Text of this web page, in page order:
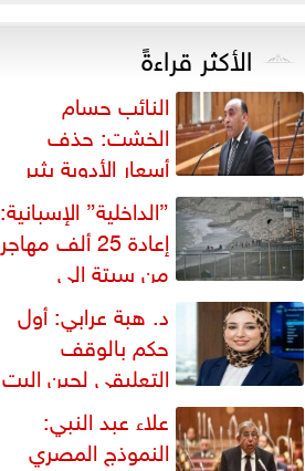
ذخائر من آسيا
وأوروبا
الأكثر قراءةً
النائب حسام
الخشت: حذف
أسعار الأدوية يثير
إشكالية دستورية ويهدد حق
المواطن...
”الداخلية” الإسبانية:
إعادة 25 ألف مهاجر
من سبتة إلى
المغرب... وارتفاع حصيلة...
د. هبة عرابي: أول
حكم بالوقف
التعليقي لحين البت
في الطعن على... علاء عبد النبي:
النموذج المصري